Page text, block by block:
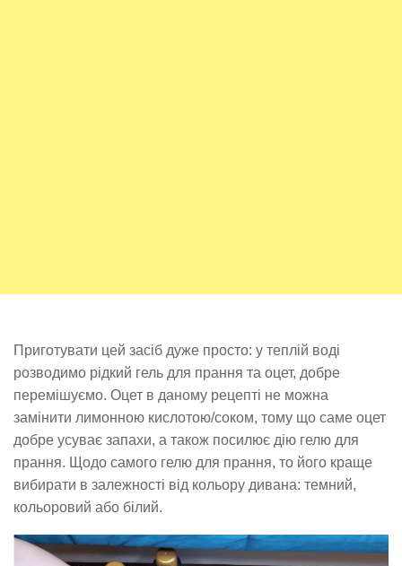
Приготувати цей засіб дуже просто: у теплій воді
розводимо рідкий гель для прання та оцет, добре
перемішуємо. Оцет в даному рецепті не можна
замінити лимонною кислотою/соком, тому що саме оцет
добре усуває запахи, а також посилює дію гелю для
прання. Щодо самого гелю для прання, то його краще
вибирати в залежності від кольору дивана: темний,
кольоровий або білий.